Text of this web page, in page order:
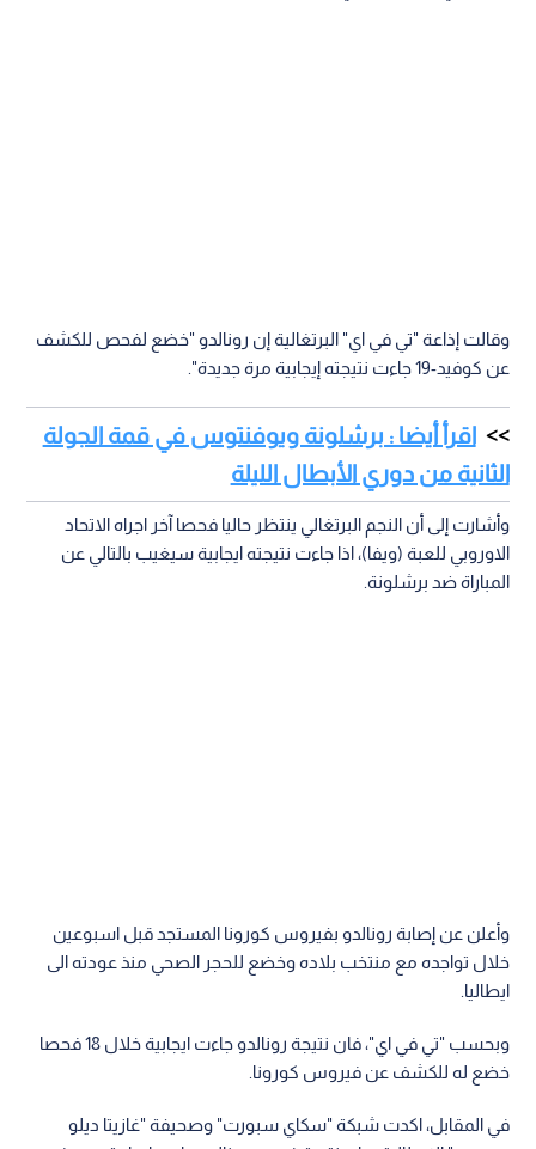
وقالت إذاعة "تي في اي" البرتغالية إن رونالدو "خضع لفحص للكشف
عن كوفيد-19 جاءت نتيجته إيجابية مرة جديدة".
اقرأ أيضا : برشلونة ويوفنتوس في قمة الجولة
الثانية من دوري الأبطال الليلة
وأشارت إلى أن النجم البرتغالي ينتظر حاليا فحصا آخر اجراه الاتحاد
الاوروبي للعبة (ويفا)، اذا جاءت نتيجته ايجابية سيغيب بالتالي عن
المباراة ضد برشلونة.
وأعلن عن إصابة رونالدو بفيروس كورونا المستجد قبل اسبوعين
خلال تواجده مع منتخب بلاده وخضع للحجر الصحي منذ عودته الى
ايطاليا.
وبحسب "تي في اي"، فان نتيجة رونالدو جاءت ايجابية خلال 18 فحصا
خضع له للكشف عن فيروس كورونا.
في المقابل، اكدت شبكة "سكاي سبورت" وصحيفة "غازيتا ديلو